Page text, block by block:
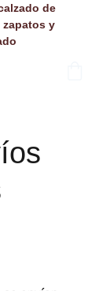
de
zapatos y